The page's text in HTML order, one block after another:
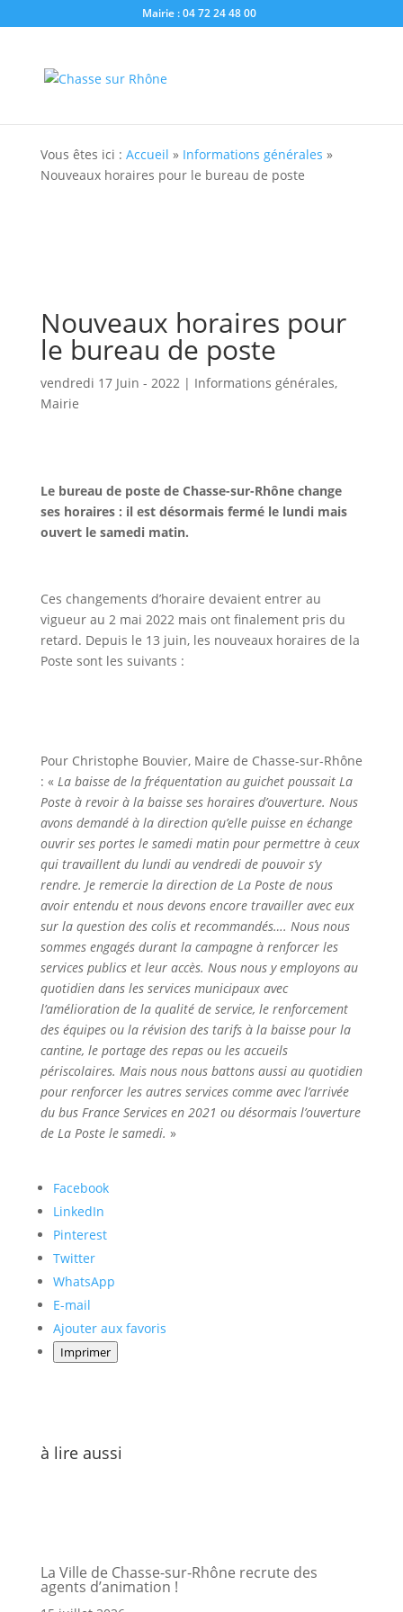
Mairie : 04 72 24 48 00
Vous êtes ici : Accueil » Informations générales »
Nouveaux horaires pour le bureau de poste
Nouveaux horaires pour
le bureau de poste
vendredi 17 Juin - 2022| Informations générales,
Mairie
Le bureau de poste de Chasse-sur-Rhône change
ses horaires : il est désormais fermé le lundi mais
ouvert le samedi matin.
Ces changements d’horaire devaient entrer au
vigueur au 2 mai 2022 mais ont finalement pris du
retard. Depuis le 13 juin, les nouveaux horaires de la
Poste sont les suivants :
Pour Christophe Bouvier, Maire de Chasse-sur-Rhône
: «La baisse de la fréquentation au guichet poussait La
Poste à revoir à la baisse ses horaires d’ouverture. Nous
avons demandé à la direction qu’elle puisse en échange
ouvrir ses portes le samedi matin pour permettre à ceux
qui travaillent du lundi au vendredi de pouvoir s’y
rendre. Je remercie la direction de La Poste de nous
avoir entendu et nous devons encore travailler avec eux
sur la question des colis et recommandés…. Nous nous
sommes engagés durant la campagne à renforcer les
services publics et leur accès. Nous nous y employons au
quotidien dans les services municipaux avec
l’amélioration de la qualité de service, le renforcement
des équipes ou la révision des tarifs à la baisse pour la
cantine, le portage des repas ou les accueils
périscolaires. Mais nous nous battons aussi au quotidien
pour renforcer les autres services comme avec l’arrivée
du bus France Services en 2021 ou désormais l’ouverture
de La Poste le samedi. »
Partager
la
publication
horaires
pour
le
bureau
de
Facebook
LinkedIn
Pinterest
Twitter
WhatsApp
E-mail
Ajouter aux favoris
Imprimer
à lire aussi
La Ville de Chasse-sur-Rhône recrute des
agents d’animation !
Portail
Signaler